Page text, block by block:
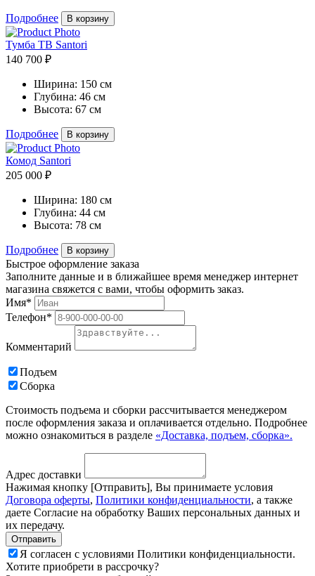
Подробнее В корзину
Тумба ТВ Santori
140 700 ₽
Ширина: 150 см
Глубина: 46 см
Высота: 67 см
Подробнее В корзину
Комод Santori
205 000 ₽
Ширина: 180 см
Глубина: 44 см
Высота: 78 см
Подробнее В корзину
Быстрое оформление заказа
Заполните данные и в ближайшее время менеджер интернет
магазина свяжется с вами, чтобы оформить заказ.
Имя*
Телефон*
Комментарий
Подъем
Сборка
Стоимость подъема и сборки рассчитывается менеджером
после оформления заказа и оплачивается отдельно. Подробнее
можно ознакомиться в разделе «Доставка, подъем, сборка».
Адрес доставки
Нажимая кнопку [Отправить], Вы принимаете условия
Договора оферты, Политики конфиденциальности, а также
даете Согласие на обработку Ваших персональных данных и
их передачу.
Я согласен с условиями Политики конфиденциальности.
Хотите приобрети в рассрочку?